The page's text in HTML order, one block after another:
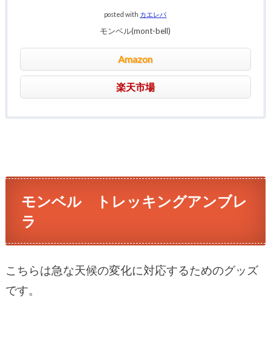
posted with カエレバ
モンベル(mont-bell)
Amazon
楽天市場
モンベル トレッキングアンブレ
ラ
こちらは急な天候の変化に対応するためのグッズ
です。